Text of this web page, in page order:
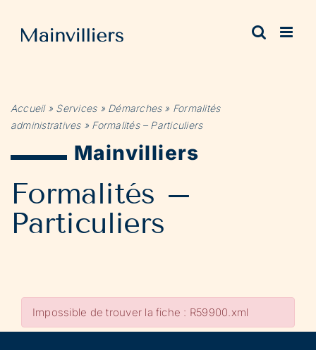
contenu
Accueil» Services» Démarches» Formalités
administratives» Formalités – Particuliers
Mainvilliers
Formalités –
Particuliers
Impossible de trouver la fiche : R59900.xml